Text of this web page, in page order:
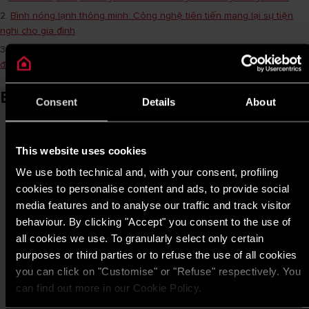
Consent Details About
This website uses cookies
We use both technical and, with your consent, profiling
cookies to personalise content and ads, to provide social
media features and to analyse our traffic and track visitor
behaviour. By clicking "Accept" you consent to the use of
all cookies we use. To granularly select only certain
purposes or third parties or to refuse the use of all cookies
you can click on "Customise" or "Refuse" respectively. You
can find out more in our Cookie Policy.
2. Bình nóng lạnh thông minh: Công nghệ tiên tiến mang lại sự tiện
nghi cho gia đình
3.
đến Z
Bài viết liên quan